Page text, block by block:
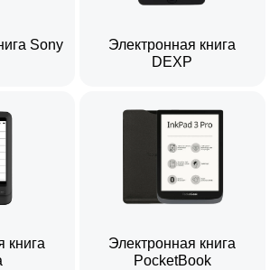
Sony
Электронная книга
DEXP
книга
Электронная книга
PocketBook